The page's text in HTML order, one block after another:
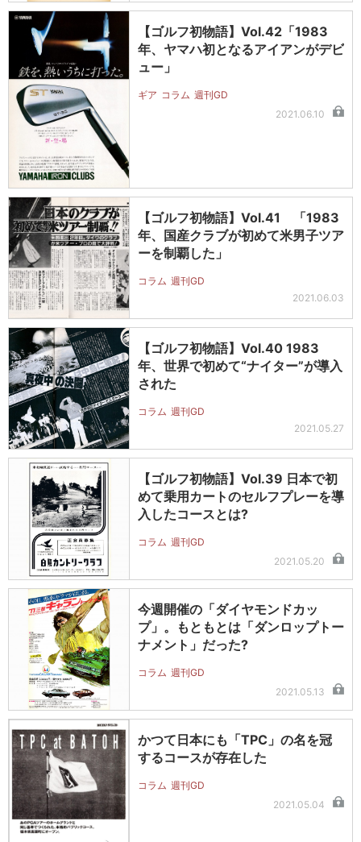
【ゴルフ初物語】Vol.42「1983
年、ヤマハ初となるアイアンがデビ
ュー」
ギア コラム 週刊GD
2021.06.10
【ゴルフ初物語】Vol.41 「1983
年、国産クラブが初めて米男子ツア
ーを制覇した」
コラム 週刊GD
2021.06.03
【ゴルフ初物語】Vol.40 1983
年、世界で初めて“ナイター”が導入
された
コラム 週刊GD
2021.05.27
【ゴルフ初物語】Vol.39 日本で初
めて乗用カートのセルフプレーを導
入したコースとは?
コラム 週刊GD
2021.05.20
今週開催の「ダイヤモンドカッ
プ」。もともとは「ダンロップトー
ナメント」だった?
コラム 週刊GD
2021.05.13
かつて日本にも「TPC」の名を冠
するコースが存在した
コラム 週刊GD
2021.05.04